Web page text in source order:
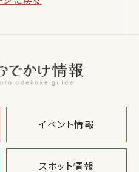
イベント情報
スポット情報